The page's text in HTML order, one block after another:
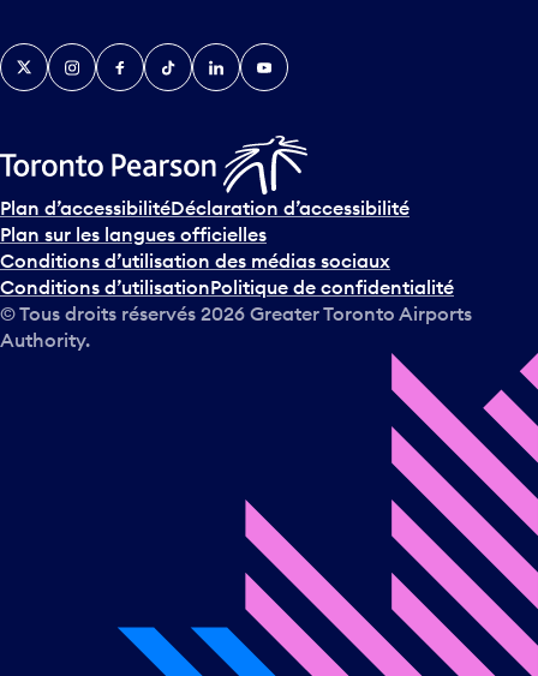
TwitterInstagramFacebook
TikTokLinkedInYouTube
Plan d’accessibilitéDéclaration d’accessibilité
Plan sur les langues officielles
Conditions d’utilisation des médias sociaux
Conditions d’utilisationPolitique de confidentialité
© Tous droits réservés 2026 Greater Toronto Airports
Authority.